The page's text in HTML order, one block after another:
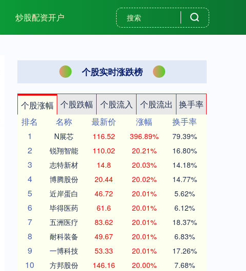
炒股配资开户
个股实时涨跌榜
个股涨幅 个股跌幅 个股流入 个股流出
换手率
排名
名称 最新价 涨幅
换手率
1
N展芯 116.52 396.89% 79.39%
2 锐翔智能 110.02 20.21% 16.80%
3 志特新材 14.8 20.03% 14.18%
4 博腾股份 20.44 20.02% 14.77%
5 近岸蛋白 46.72 20.01% 5.62%
6 毕得医药 61.6 20.01% 6.12%
7 五洲医疗 83.62 20.01% 18.37%
8 耐科装备 49.67 20.01% 6.83%
9 一博科技 53.33 20.01% 17.26%
10 方邦股份 146.16 20.00% 7.68%